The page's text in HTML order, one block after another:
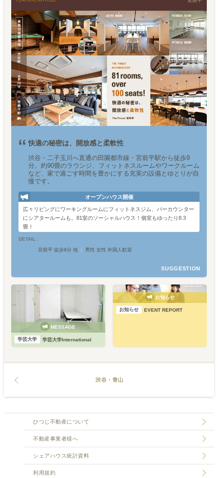
快適の秘密は、開放感と柔軟性
渋谷・二子玉川へ直通の田園都市線・宮前平駅から徒歩9
分。約90畳のラウンジ、フィットネスルームやワークルーム
など、家で過ごす時間を豊かにする充実の設備とゆとりが自
慢です。
オープンハウス開催
広々リビングにワーキングルームにフィットネスジム、バーカウンター
にシアタールームも。81室のソーシャルハウス！個室もゆったり8.3
畳！
DETAIL :
宮前平 徒歩9分 他
男性 女性 外国人歓迎
SUGGESTION
MESSAGE
学芸大学 学芸大学International
お知らせ
お知らせ EVENT REPORT
渋谷・青山
ひつじ不動産について
不動産事業者様へ
シェアハウス統計資料
利用規約